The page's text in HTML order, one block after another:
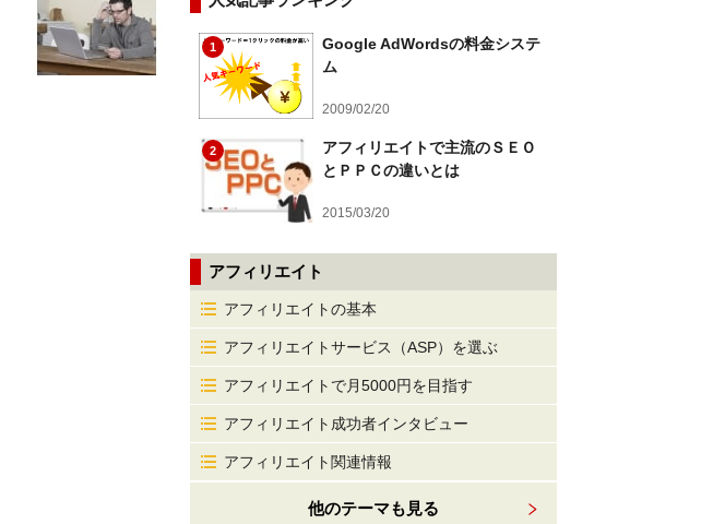
1
Google AdWordsの料金システ
ム
2009/02/20
2
アフィリエイトで主流のＳＥＯ
とＰＰＣの違いとは
2015/03/20
アフィリエイト
アフィリエイトの基本
アフィリエイトサービス（ASP）を選ぶ
アフィリエイトで月5000円を目指す
アフィリエイト成功者インタビュー
アフィリエイト関連情報
他のテーマも見る